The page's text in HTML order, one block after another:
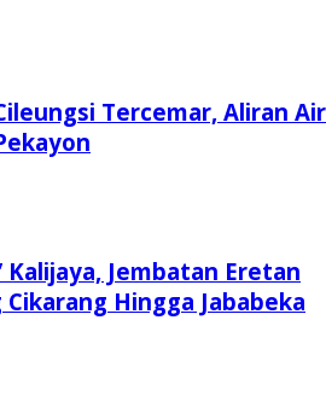
Tercemar, Aliran Air
Kalijaya, Jembatan Eretan
Hingga Jababeka